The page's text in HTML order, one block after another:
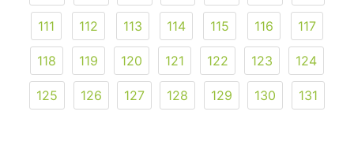
111 112 113 114 115 116 117
118 119 120 121 122 123 124
125 126 127 128 129 130 131